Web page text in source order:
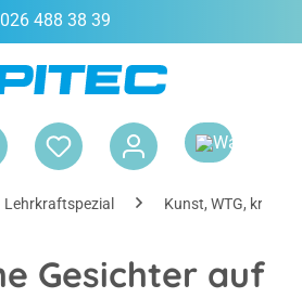
026 488 38 39
Lehrkraftspezial Kunst, WTG,
Gesichter auf